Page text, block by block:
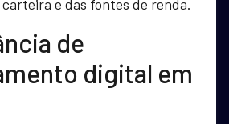
e das fontes de renda.
de
digital em